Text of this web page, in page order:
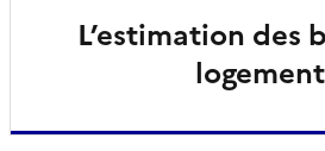
L’estimation des